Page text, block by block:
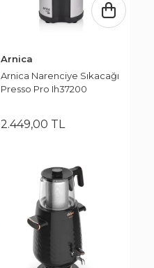
Arnica
Arnica Narenciye Sıkacağı
Presso Pro Ih37200
2.449,00 TL